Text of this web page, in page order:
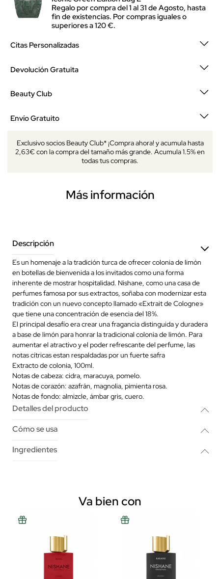
Regalo por compra del 1 al 31 de Agosto, hasta
fin de existencias. Por compras iguales o
superiores a 120 €.
Citas Personalizadas
Devolución Gratuita
Beauty Club
Envío Gratuito
Exclusivo socios Beauty Club* ¡Compra ahora! y acumula hasta
2,63€ con la compra del tamaño más grande. Acumula 1.5% en
todas tus compras.
Más información
Descripción
Es un homenaje a la tradición turca de ofrecer colonia de limón
en botellas de bienvenida a los invitados como una forma
inherente de mostrar hospitalidad. Nishane, como una casa de
perfumes famosa por sus extractos, soñaba con modernizar esta
tradición con un nuevo concepto llamado «Extrait de Cologne»
que tiene una concentración de esencia del 18%.
El principal desafío era crear una fragancia distinguida y duradera
a base de limón para honrar la tradicional colonia de limón. Para
aumentar el atractivo y el poder refrescante del perfume, las
notas cítricas estan respaldadas por un fuerte safra
Extracto de colonia, 100ml.
Notas de cabeza: cidra, maracuya, pomelo.
Notas de corazón: azafrán, magnolia, pimienta rosa.
Notas de fondo: almizcle, ámbar gris, cuero.
Detalles del producto
Cómo se usa
Ingredientes
Va bien con